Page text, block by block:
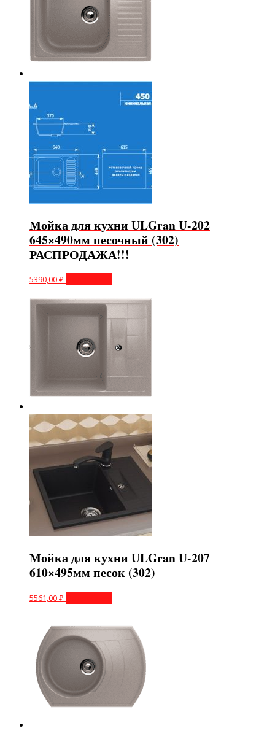
Мойка для кухни ULGran U-202
645×490мм песочный (302)
РАСПРОДАЖА!!!
5390,00₽
Мойка для кухни ULGran U-207
610×495мм песок (302)
5561,00₽